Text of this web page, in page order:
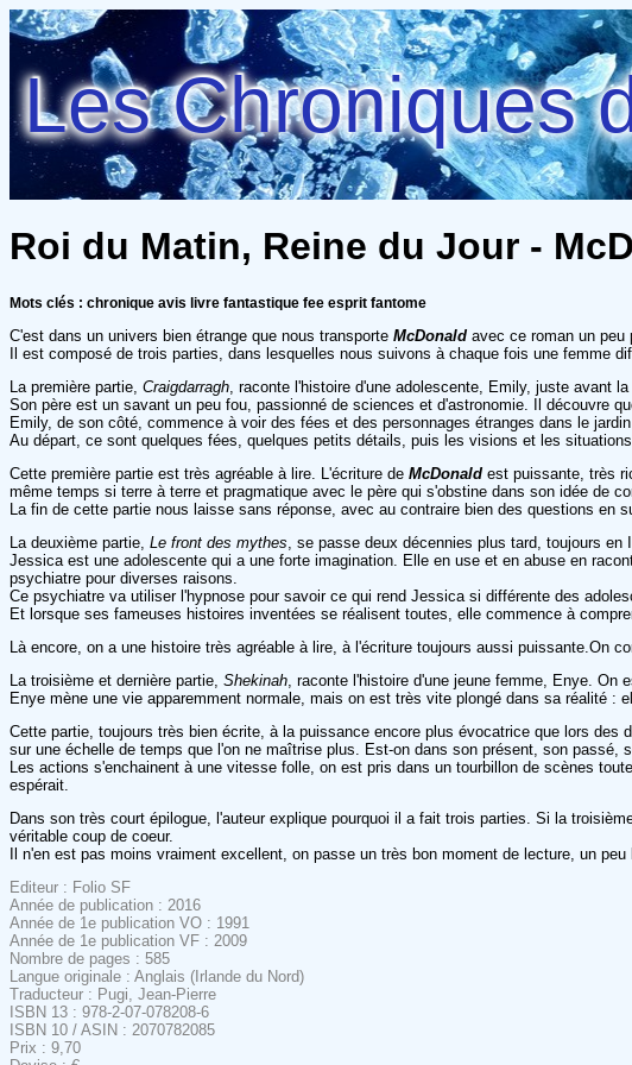
Les Chroniques
Roi du Matin, Reine du Jour -
Mots clés : chronique avis livre fantastique fee esprit fantome
C'est dans un univers bien étrange que nous transporte McDonald avec ce roman un peu
Il est composé de trois parties, dans lesquelles nous suivons à chaque fois une femme
La première partie, Craigdarragh , raconte l'histoire d'une adolescente, Emily, juste avant
Son père est un savant un peu fou, passionné de sciences et d'astronomie. Il découvre
Emily, de son côté, commence à voir des fées et des personnages étranges dans le
Au départ, ce sont quelques fées, quelques petits détails, puis les visions et les
Cette première partie est très agréable à lire. L'écriture de McDonald est puissante, très
même temps si terre à terre et pragmatique avec le père qui s'obstine dans son idée de
La fin de cette partie nous laisse sans réponse, avec au contraire bien des questions en
La deuxième partie, Le front des mythes , se passe deux décennies plus tard, toujours
Jessica est une adolescente qui a une forte imagination. Elle en use et en abuse en
psychiatre pour diverses raisons.
Ce psychiatre va utiliser l'hypnose pour savoir ce qui rend Jessica si différente des
Et lorsque ses fameuses histoires inventées se réalisent toutes, elle commence à
Là encore, on a une histoire très agréable à lire, à l'écriture toujours aussi puissante.On
La troisième et dernière partie, Shekinah , raconte l'histoire d'une jeune femme, Enye. On
Enye mène une vie apparemment normale, mais on est très vite plongé dans sa réalité :
Cette partie, toujours très bien écrite, à la puissance encore plus évocatrice que lors
sur une échelle de temps que l'on ne maîtrise plus. Est-on dans son présent, son passé,
Les actions s'enchainent à une vitesse folle, on est pris dans un tourbillon de scènes
espérait.
Dans son très court épilogue, l'auteur explique pourquoi il a fait trois parties. Si la
véritable coup de coeur.
Il n'en est pas moins vraiment excellent, on passe un très bon moment de lecture, un
Editeur : Folio SF
Année de publication : 2016
Année de 1e publication VO : 1991
Année de 1e publication VF : 2009
Nombre de pages : 585
Langue originale : Anglais (Irlande du Nord)
Traducteur : Pugi, Jean-Pierre
ISBN 13 : 978-2-07-078208-6
ISBN 10 / ASIN : 2070782085
Prix : 9,70